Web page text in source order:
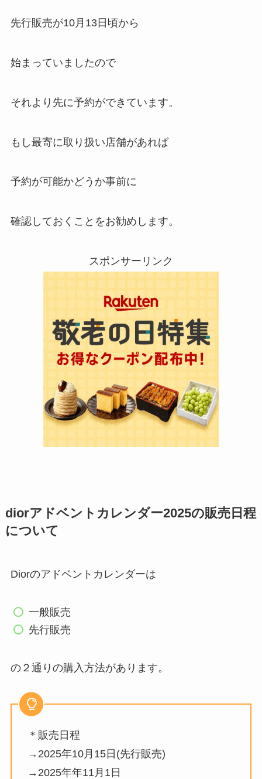
先行販売が10月13日頃から
始まっていましたので
それより先に予約ができています。
もし最寄に取り扱い店舗があれば
予約が可能かどうか事前に
確認しておくことをお勧めします。
スポンサーリンク
diorアドベントカレンダー2025の販売日程
について
Diorのアドベントカレンダーは
一般販売
先行販売
の２通りの購入方法があります。
＊販売日程
→2025年10月15日(先行販売)
→2025年年11月1日